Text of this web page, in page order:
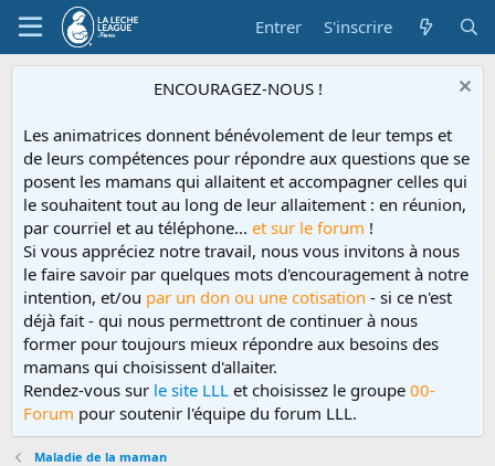
Entrer S'inscrire
ENCOURAGEZ-NOUS !
Les animatrices donnent bénévolement de leur temps et
de leurs compétences pour répondre aux questions que se
posent les mamans qui allaitent et accompagner celles qui
le souhaitent tout au long de leur allaitement : en réunion,
par courriel et au téléphone... et sur le forum !
Si vous appréciez notre travail, nous vous invitons à nous
le faire savoir par quelques mots d'encouragement à notre
intention, et/ou par un don ou une cotisation - si ce n'est
déjà fait - qui nous permettront de continuer à nous
former pour toujours mieux répondre aux besoins des
mamans qui choisissent d'allaiter.
Rendez-vous sur le site LLL et choisissez le groupe 00-
Forum pour soutenir l'équipe du forum LLL.
Maladie de la maman